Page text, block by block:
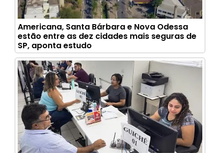
Americana, Santa Bárbara e Nova Odessa
estão entre as dez cidades mais seguras de
SP, aponta estudo